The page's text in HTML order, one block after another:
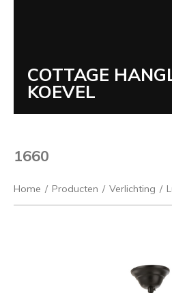
COTTAGE
KOEVEL
1660
Home / Producten / Verlichting /